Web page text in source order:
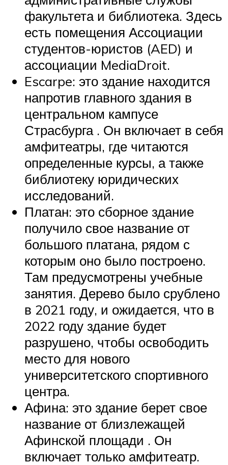
факультета и библиотека. Здесь
есть помещения Ассоциации
студентов-юристов (AED) и
ассоциации MediaDroit.
Escarpe: это здание находится
напротив главного здания в
центральном кампусе
Страсбурга . Он включает в себя
амфитеатры, где читаются
определенные курсы, а также
библиотеку юридических
исследований.
Платан: это сборное здание
получило свое название от
большого платана, рядом с
которым оно было построено.
Там предусмотрены учебные
занятия. Дерево было срублено
в 2021 году, и ожидается, что в
2022 году здание будет
разрушено, чтобы освободить
место для нового
университетского спортивного
центра.
Афина: это здание берет свое
название от близлежащей
Афинской площади . Он
включает только амфитеатр.